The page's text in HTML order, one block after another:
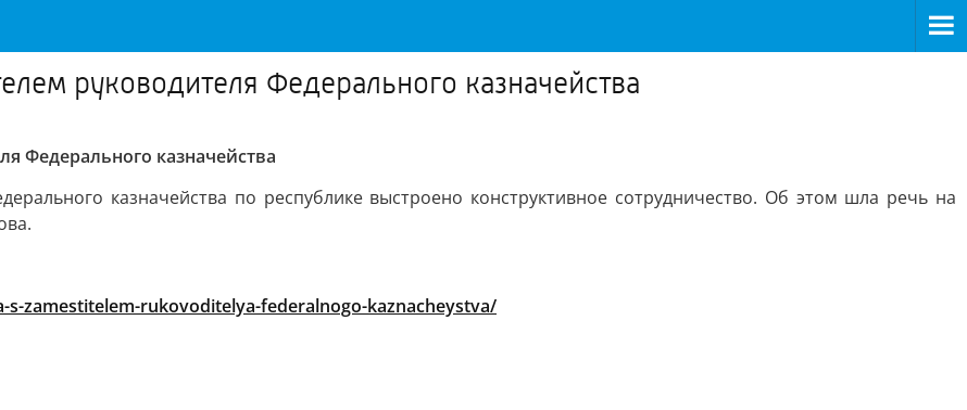
руководителя Федерального казначейства
Федерального казначейства
казначейства по республике выстроено конструктивное сотрудничество. Об этом шла речь на
zamestitelem-rukovoditelya-federalnogo-kaznacheystva/